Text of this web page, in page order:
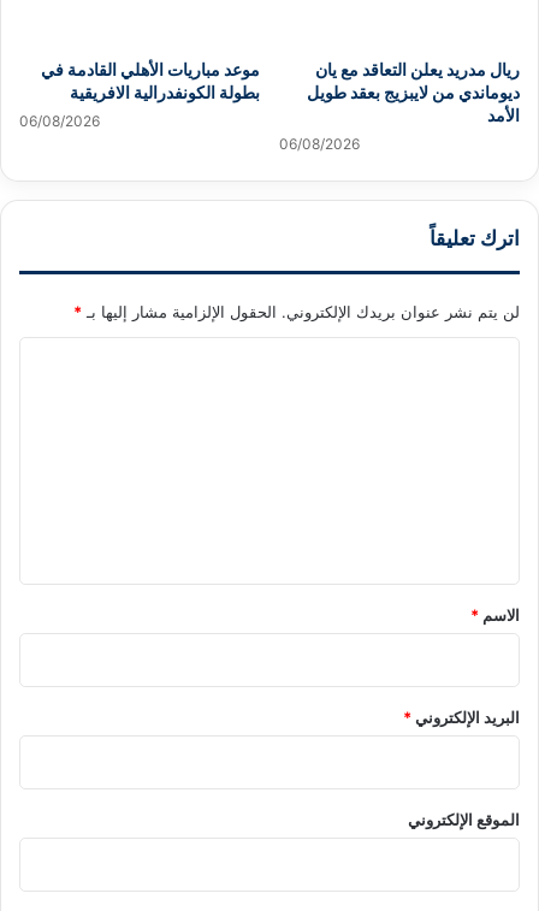
موعد مباريات الأهلي القادمة في
بطولة الكونفدرالية الافريقية
06/08/2026
ريال مدريد يعلن التعاقد مع يان
ديوماندي من لايبزيج بعقد طويل
الأمد
06/08/2026
اترك تعليقاً
لن يتم نشر عنوان بريدك الإلكتروني. الحقول الإلزامية مشار إليها بـ*
*
الاسم *
البريد الإلكتروني*
الموقع الإلكتروني